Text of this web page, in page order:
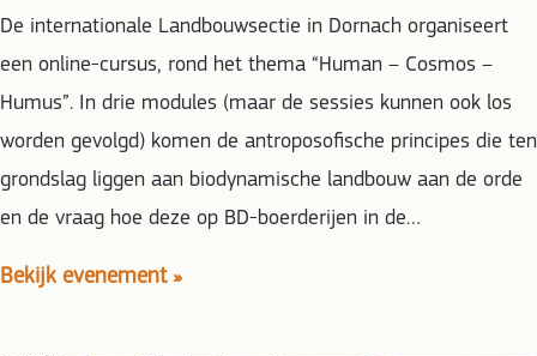
De internationale Landbouwsectie in Dornach organiseert
een online-cursus, rond het thema “Human – Cosmos –
Humus”. In drie modules (maar de sessies kunnen ook los
worden gevolgd) komen de antroposofische principes die ten
grondslag liggen aan biodynamische landbouw aan de orde
en de vraag hoe deze op BD-boerderijen in de…
Bekijk evenement »